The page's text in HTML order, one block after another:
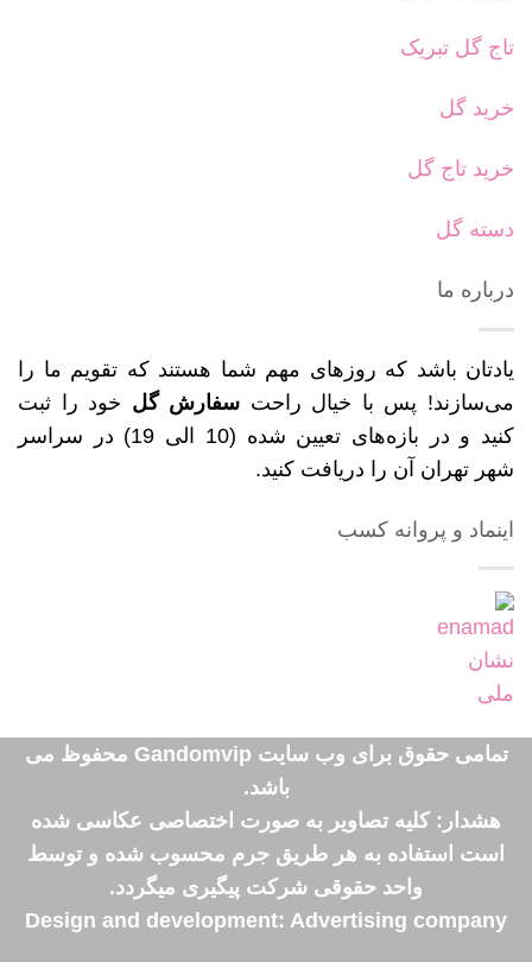
تاج گل تبریک
خرید گل
خرید تاج گل
دسته گل
درباره ما
یادتان باشد که روزهای مهم شما هستند که تقویم ما را
می‌سازند! پس با خیال راحت سفارش گل خود را ثبت
کنید و در بازه‌های تعیین شده (10 الی 19) در سراسر
شهر تهران آن را دریافت کنید.
اینماد و پروانه کسب
تمامی حقوق برای وب سایت Gandomvip محفوظ می
باشد.
هشدار: کلیه تصاویر به صورت اختصاصی عکاسی شده
است استفاده به هر طریق جرم محسوب شده و توسط
واحد حقوقی شرکت پیگیری میگردد.
Design and development: Advertising company